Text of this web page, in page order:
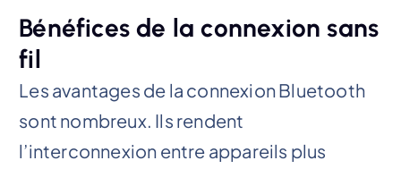
Bénéfices de la connexion sans
fil
Les avantages de la connexion Bluetooth
sont nombreux. Ils rendent
l’interconnexion entre appareils plus